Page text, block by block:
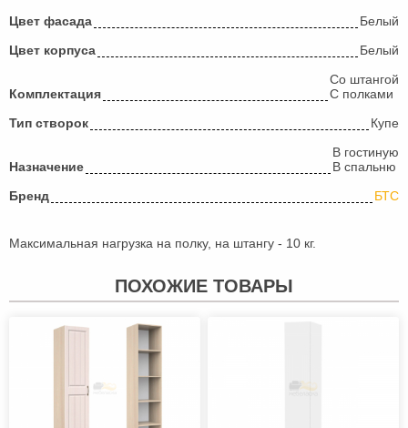
Цвет фасада
Белый
Цвет корпуса
Белый
Комплектация
Со штангой
С полками
Тип створок
Купе
Назначение
В гостиную
В спальню
Бренд
БТС
Максимальная нагрузка на полку, на штангу - 10 кг.
ПОХОЖИЕ ТОВАРЫ